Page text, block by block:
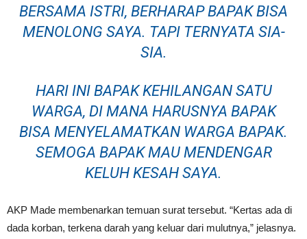
BERSAMA ISTRI, BERHARAP BAPAK BISA
MENOLONG SAYA. TAPI TERNYATA SIA-
SIA.
HARI INI BAPAK KEHILANGAN SATU
WARGA, DI MANA HARUSNYA BAPAK
BISA MENYELAMATKAN WARGA BAPAK.
SEMOGA BAPAK MAU MENDENGAR
KELUH KESAH SAYA.
AKP Made membenarkan temuan surat tersebut. “Kertas ada di
dada korban, terkena darah yang keluar dari mulutnya,” jelasnya.